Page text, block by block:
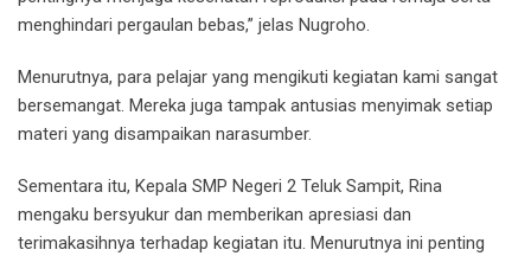
menghindari pergaulan bebas,” jelas Nugroho.
Menurutnya, para pelajar yang mengikuti kegiatan kami sangat
bersemangat. Mereka juga tampak antusias menyimak setiap
materi yang disampaikan narasumber.
Sementara itu, Kepala SMP Negeri 2 Teluk Sampit, Rina
mengaku bersyukur dan memberikan apresiasi dan
terimakasihnya terhadap kegiatan itu. Menurutnya ini penting